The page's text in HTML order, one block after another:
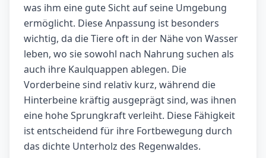
was ihm eine gute Sicht auf seine Umgebung
ermöglicht. Diese Anpassung ist besonders
wichtig, da die Tiere oft in der Nähe von Wasser
leben, wo sie sowohl nach Nahrung suchen als
auch ihre Kaulquappen ablegen. Die
Vorderbeine sind relativ kurz, während die
Hinterbeine kräftig ausgeprägt sind, was ihnen
eine hohe Sprungkraft verleiht. Diese Fähigkeit
ist entscheidend für ihre Fortbewegung durch
das dichte Unterholz des Regenwaldes.